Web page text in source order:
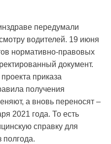
передумали
водителей. 19 июня
нормативно-правовых
документ.
приказа
получения
а вновь переносят –
2021 года. То есть
справку для
полгода.